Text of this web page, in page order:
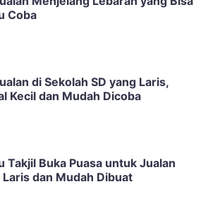
Coba
di Sekolah SD yang Laris,
Kecil dan Mudah Dicoba
Takjil Buka Puasa untuk Jualan
Laris dan Mudah Dibuat